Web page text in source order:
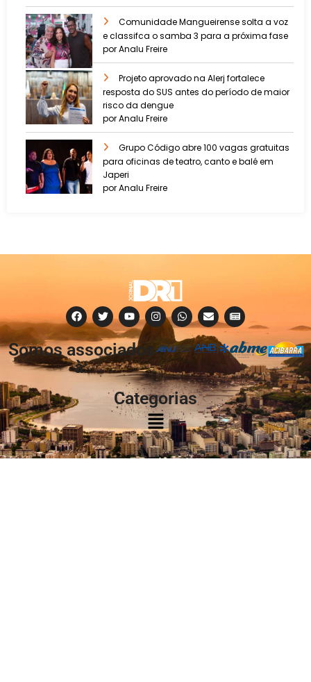
Comunidade Mangueirense solta a voz
e classifca o samba 3 para a próxima fase
por Analu Freire
Projeto aprovado na Alerj fortalece
resposta do SUS antes do período de maior
risco da dengue
por Analu Freire
Grupo Código abre 100 vagas gratuitas
para oficinas de teatro, canto e balé em
Japeri
por Analu Freire
Somos associados
à:
Categorias